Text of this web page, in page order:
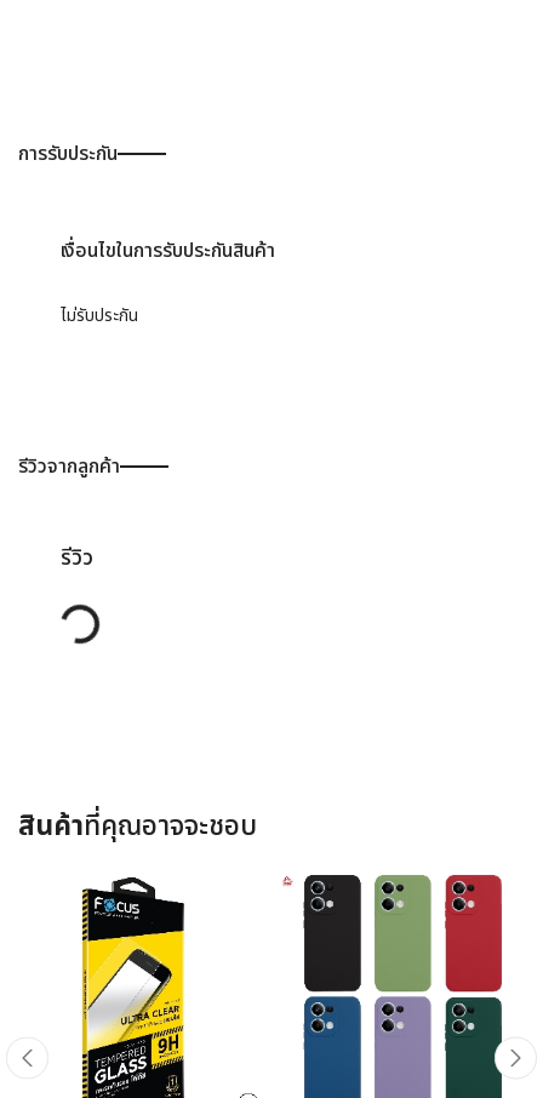
การรับประกัน
เงื่อนไขในการรับประกันสินค้า
ไม่รับประกัน
รีวิวจากลูกค้า
รีวิว
Loading...
สินค้าที่คุณอาจจะชอบ